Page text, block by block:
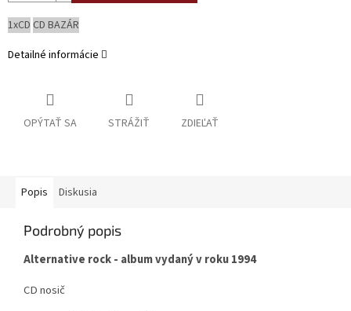
1xCD CD BAZÁR
Detailné informácie
OPÝTAŤ SA STRÁŽIŤ ZDIEĽAŤ
Popis Diskusia
Podrobný popis
Alternative rock - album vydaný v roku 1994
CD nosič